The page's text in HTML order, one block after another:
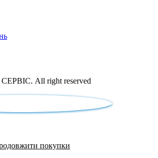
All right reserved
покупки